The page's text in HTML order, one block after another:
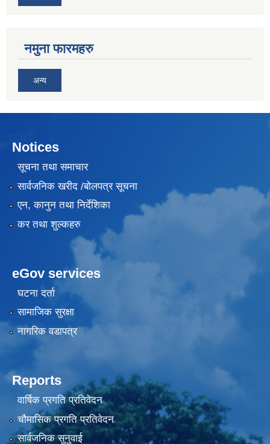
नमुना फारमहरु
अन्य
Notices
सूचना तथा समाचार
सार्वजनिक खरीद /बोलपत्र सूचना
एन, कानुन तथा निर्देशिका
कर तथा शुल्कहरु
eGov services
घटना दर्ता
सामाजिक सुरक्षा
नागरिक वडापत्र
Reports
वार्षिक प्रगति प्रतिवेदन
चौमासिक प्रगति प्रतिवेदन
सार्वजनिक सुनुवाई